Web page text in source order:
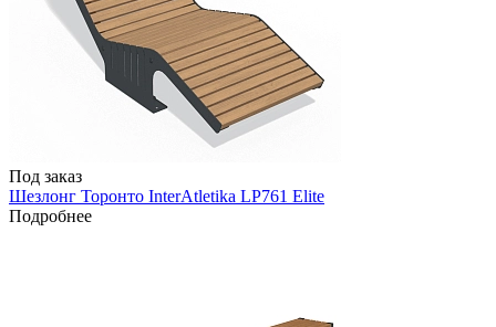
Под заказ
Шезлонг Торонто InterAtletika LP761 Elite
Подробнее